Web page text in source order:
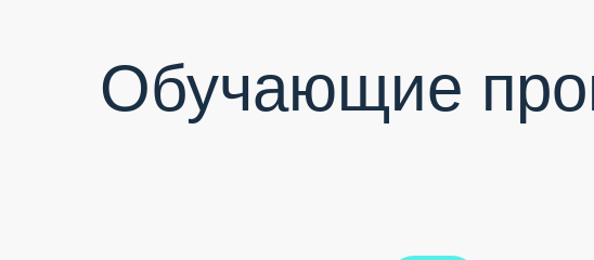
Обучающие